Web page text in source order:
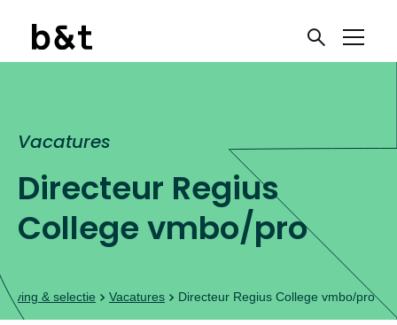
Directeur Regius
College vmbo/pro
Vacatures
& selectie Vacatures Directeur Regius College vmbo/pro